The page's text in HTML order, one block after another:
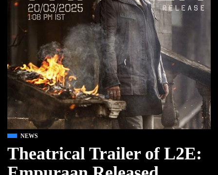
NEWS
Theatrical Trailer of L2E: